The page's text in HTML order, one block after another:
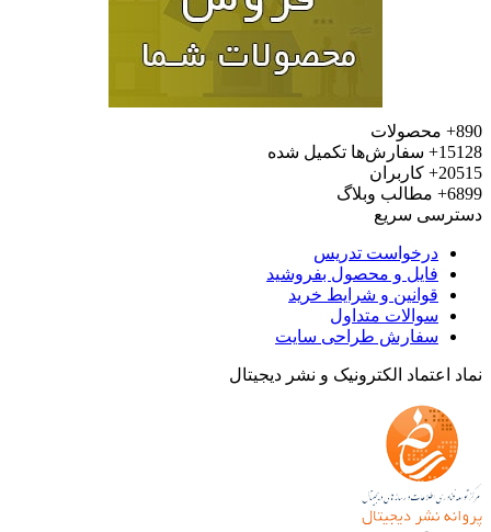
محصولات
سفارش‌ها تکمیل شده
کاربران
مطالب وبلاگ
سریع
درخواست تدریس
فایل و محصول بفروشید
قوانین و شرایط خرید
سوالات متداول
سفارش طراحی سایت
اعتماد الکترونیک و نشر دیجیتال